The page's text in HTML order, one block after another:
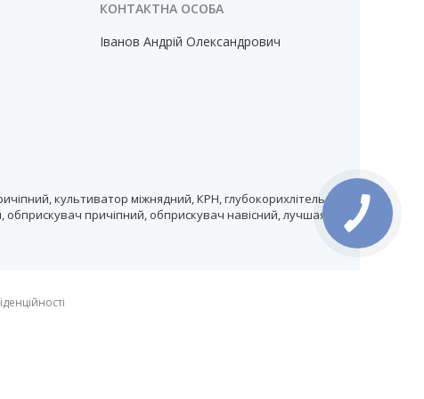
Іванов Андрій Олександрович
культиватор міжнядний, КРН, глубокорихлітель,
причіпний, обприскувач навісний, лучшая